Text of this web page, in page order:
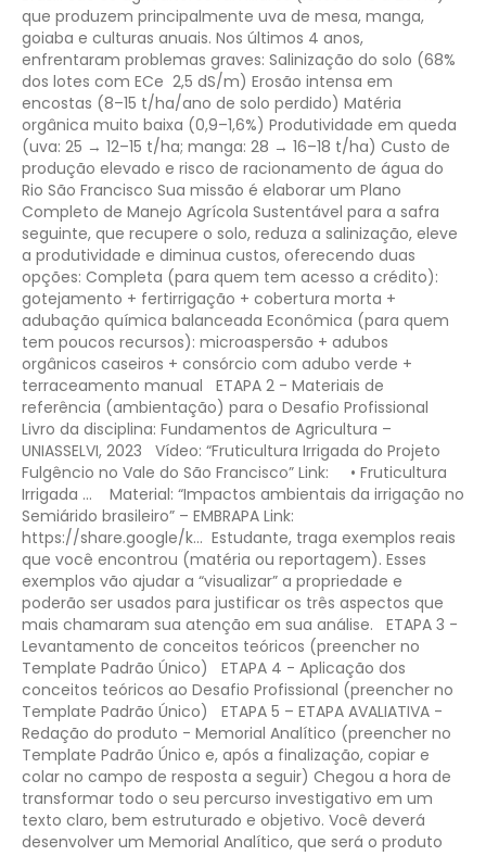
que produzem principalmente uva de mesa, manga,
goiaba e culturas anuais. Nos últimos 4 anos,
enfrentaram problemas graves: Salinização do solo (68%
dos lotes com ECe 2,5 dS/m) Erosão intensa em
encostas (8–15 t/ha/ano de solo perdido) Matéria
orgânica muito baixa (0,9–1,6%) Produtividade em queda
(uva: 25 → 12–15 t/ha; manga: 28 → 16–18 t/ha) Custo de
produção elevado e risco de racionamento de água do
Rio São Francisco Sua missão é elaborar um Plano
Completo de Manejo Agrícola Sustentável para a safra
seguinte, que recupere o solo, reduza a salinização, eleve
a produtividade e diminua custos, oferecendo duas
opções: Completa (para quem tem acesso a crédito):
gotejamento + fertirrigação + cobertura morta +
adubação química balanceada Econômica (para quem
tem poucos recursos): microaspersão + adubos
orgânicos caseiros + consórcio com adubo verde +
terraceamento manual
ETAPA 2 - Materiais de
referência (ambientação) para o Desafio Profissional
Livro da disciplina: Fundamentos de Agricultura –
UNIASSELVI, 2023
Vídeo: “Fruticultura Irrigada do Projeto
Fulgêncio no Vale do São Francisco” Link: • Fruticultura
Irrigada ... ​
Material: “Impactos ambientais da irrigação no
Semiárido brasileiro” – EMBRAPA Link:
https://share.google/k...​ Estudante, traga exemplos reais
que você encontrou (matéria ou reportagem). Esses
exemplos vão ajudar a “visualizar” a propriedade e
poderão ser usados para justificar os três aspectos que
mais chamaram sua atenção em sua análise.
ETAPA 3 -
Levantamento de conceitos teóricos (preencher no
Template Padrão Único)
ETAPA 4 - Aplicação dos
conceitos teóricos ao Desafio Profissional (preencher no
Template Padrão Único)
ETAPA 5 – ETAPA AVALIATIVA -
Redação do produto - Memorial Analítico (preencher no
Template Padrão Único e, após a finalização, copiar e
colar no campo de resposta a seguir) Chegou a hora de
transformar todo o seu percurso investigativo em um
texto claro, bem estruturado e objetivo. Você deverá
desenvolver um Memorial Analítico, que será o produto